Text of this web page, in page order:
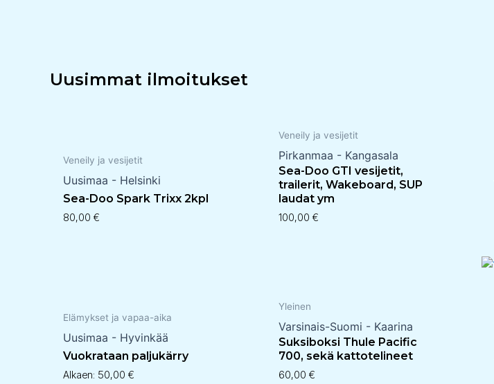
Uusimmat ilmoitukset
Veneily ja vesijetit
Uusimaa - Helsinki
Sea-Doo Spark Trixx 2kpl
80,00€
Veneily ja vesijetit
Pirkanmaa - Kangasala
Sea-Doo GTI vesijetit,
trailerit, Wakeboard, SUP
laudat ym
100,00€
Elämykset ja vapaa-aika
Uusimaa - Hyvinkää
Vuokrataan paljukärry
Alkaen: 50,00€
Yleinen
Varsinais-Suomi - Kaarina
Suksiboksi Thule Pacific
700, sekä kattotelineet
60,00€